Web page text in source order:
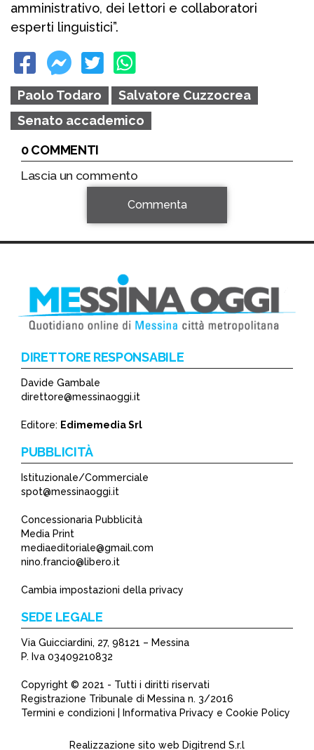
amministrativo, dei lettori e collaboratori
esperti linguistici”.
Paolo Todaro
Salvatore Cuzzocrea
Senato accademico
0 COMMENTI
Lascia un commento
*
Commenta
DIRETTORE RESPONSABILE
Davide Gambale
direttore@messinaoggi.it
Editore: Edimemedia Srl
PUBBLICITÀ
Istituzionale/Commerciale
spot@messinaoggi.it
Concessionaria Pubblicità
Media Print
mediaeditoriale@gmail.com
nino.francio@libero.it
Cambia impostazioni della privacy
SEDE LEGALE
Via Guicciardini, 27, 98121 – Messina
P. Iva 03409210832
Copyright © 2021 - Tutti i diritti riservati
Registrazione Tribunale di Messina n. 3/2016
Termini e condizioni | Informativa Privacy e Cookie Policy
Realizzazione sito web Digitrend S.r.l